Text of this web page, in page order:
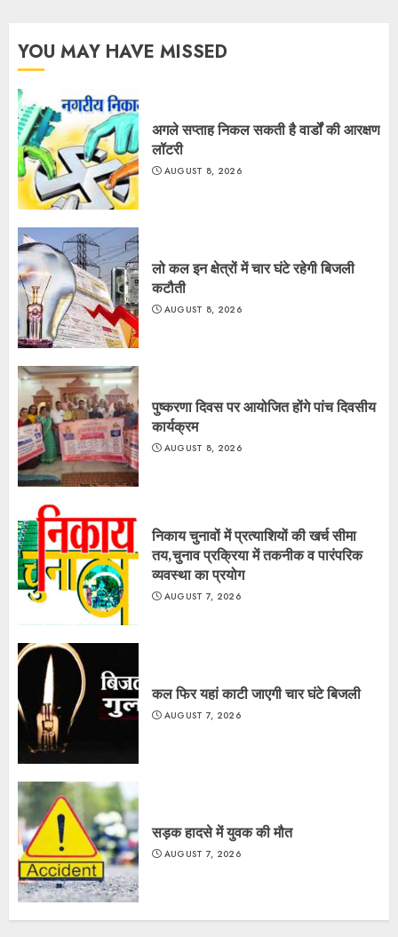
YOU MAY HAVE MISSED
अगले सप्ताह निकल सकती है वार्डों की आरक्षण
लॉटरी
AUGUST 8, 2026
लो कल इन क्षेत्रों में चार घंटे रहेगी बिजली
कटौती
AUGUST 8, 2026
पुष्करणा दिवस पर आयोजित होंगे पांच दिवसीय
कार्यक्रम
AUGUST 8, 2026
निकाय चुनावों में प्रत्याशियों की खर्च सीमा
तय,चुनाव प्रक्रिया में तकनीक व पारंपरिक
व्यवस्था का प्रयोग
AUGUST 7, 2026
कल फिर यहां काटी जाएगी चार घंटे बिजली
AUGUST 7, 2026
सड़क हादसे में युवक की मौत
AUGUST 7, 2026